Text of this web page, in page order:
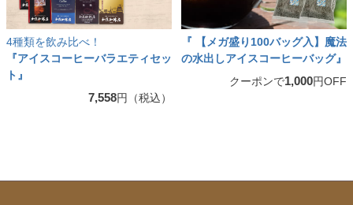
4種類を飲み比べ！
『アイスコーヒーバラエティセッ
ト』
7,558円（税込）
『 【メガ盛り100バッグ入】魔法
の水出しアイスコーヒーバッグ』
クーポンで1,000円OFF